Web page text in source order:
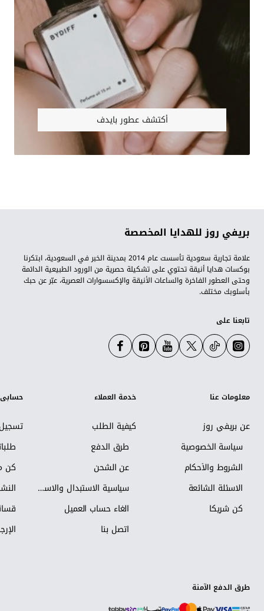
أكتشف عطور بايدف
بريفي روز للهدايا المخصصة
علامة تجارية سعودية تأسست عام 2014 بمدينة الخبر في السعودية، ابتكرنا
بوكسات هدايا أنيقة تحتوي على تشكيلة حصرية من الورود الطبيعية الدائمة
وحتى العطور الفاخرة والساعات الأنيقة والإكسسوارات العصرية، عبّر عن حبك
بأسلوبك مختلف.
تابعنا على
معلومات عنا
عن بريفي روز
سياسة الخصوصية
الشروط والأحكام
الاسئلة الشائعة
كن شريكاً
خدمة العملاء
كيفية الطلب
طرق الدفع
عن الشحن
سياسية الاستبدال والاسترجاع
الغاء حساب العميل
اتصل بنا
حسابي
كن
طرق الدفع الآمنة